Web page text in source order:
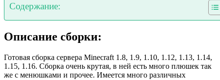
Содержание:
Описание сборки:
Готовая сборка сервера Minecraft 1.8, 1.9, 1.10, 1.12, 1.13, 1.14,
1.15, 1.16. Сборка очень крутая, в ней есть много плюшек так
же с менюшками и прочее. Имеется много различных